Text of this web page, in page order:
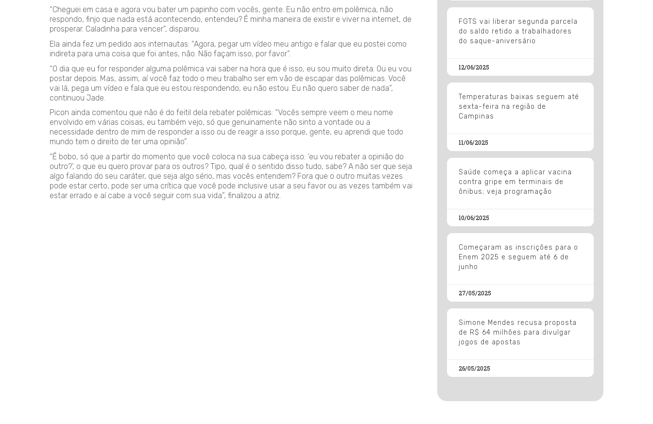
“Cheguei em casa e agora vou bater um papinho com vocês, gente. Eu não entro em polêmica, não
respondo, finjo que nada está acontecendo, entendeu? É minha maneira de existir e viver na internet, de
prosperar. Caladinha para vencer”, disparou.
Ela ainda fez um pedido aos internautas: “Agora, pegar um vídeo meu antigo e falar que eu postei como
indireta para uma coisa que foi antes, não. Não façam isso, por favor”.
“O dia que eu for responder alguma polêmica vai saber na hora que é isso, eu sou muito direta. Ou eu vou
postar depois. Mas, assim, aí você faz todo o meu trabalho ser em vão de escapar das polêmicas. Você
vai lá, pega um vídeo e fala que eu estou respondendo, eu não estou. Eu não quero saber de nada”,
continuou Jade.
Picon ainda comentou que não é do feitil dela rebater polêmicas: “Vocês sempre veem o meu nome
envolvido em várias coisas, eu também vejo, só que genuinamente não sinto a vontade ou a
necessidade dentro de mim de responder a isso ou de reagir a isso porque, gente, eu aprendi que todo
mundo tem o direito de ter uma opinião”.
“É bobo, só que a partir do momento que você coloca na sua cabeça isso: ‘eu vou rebater a opinião do
outro?’, o que eu quero provar para os outros? Tipo, qual é o sentido disso tudo, sabe? A não ser que seja
algo falando do seu caráter, que seja algo sério, mas vocês entendem? Fora que o outro muitas vezes
pode estar certo, pode ser uma crítica que você pode inclusive usar a seu favor ou as vezes também vai
estar errado e aí cabe a você seguir com sua vida”, finalizou a atriz.
FGTS vai liberar segunda parcela
do saldo retido a trabalhadores
do saque-aniversário
12/06/2025
Temperaturas baixas seguem até
sexta-feira na região de
Campinas
11/06/2025
Saúde começa a aplicar vacina
contra gripe em terminais de
ônibus; veja programação
10/06/2025
Começaram as inscrições para o
Enem 2025 e seguem até 6 de
junho
27/05/2025
Simone Mendes recusa proposta
de R$ 64 milhões para divulgar
jogos de apostas
26/05/2025